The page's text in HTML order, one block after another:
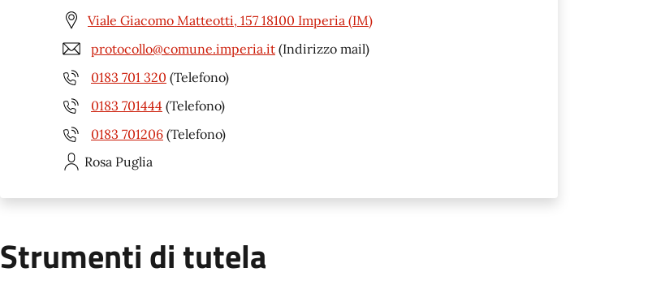
Viale Giacomo Matteotti, 157 18100 Imperia (IM)
protocollo@comune.imperia.it (Indirizzo mail)
0183 701 320 (Telefono)
0183 701444 (Telefono)
0183 701206 (Telefono)
Rosa Puglia
Strumenti di tutela